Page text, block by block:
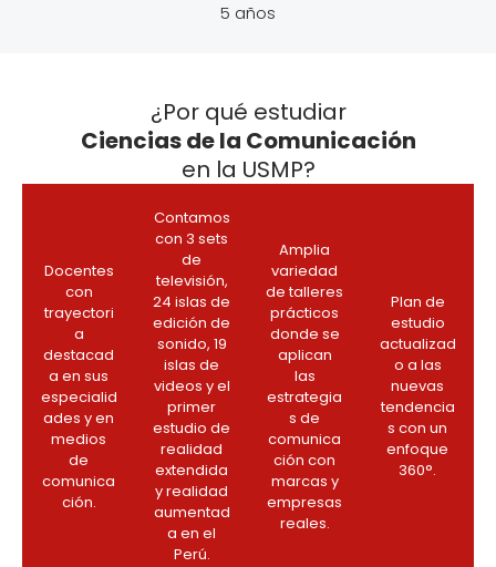
5 años
¿Por qué estudiar
Ciencias de la Comunicación
en la USMP?
Docentes
con
trayectori
a
destacad
a en sus
especialid
ades y en
medios
de
comunica
ción.
Contamos
con 3 sets
de
televisión,
24 islas de
edición de
sonido, 19
islas de
videos y el
primer
estudio de
realidad
extendida
y realidad
aumentad
a en el
Perú.
Amplia
variedad
de talleres
prácticos
donde se
aplican
las
estrategia
s de
comunica
ción con
marcas y
empresas
reales.
Plan de
estudio
actualizad
o a las
nuevas
tendencia
s con un
enfoque
360°.